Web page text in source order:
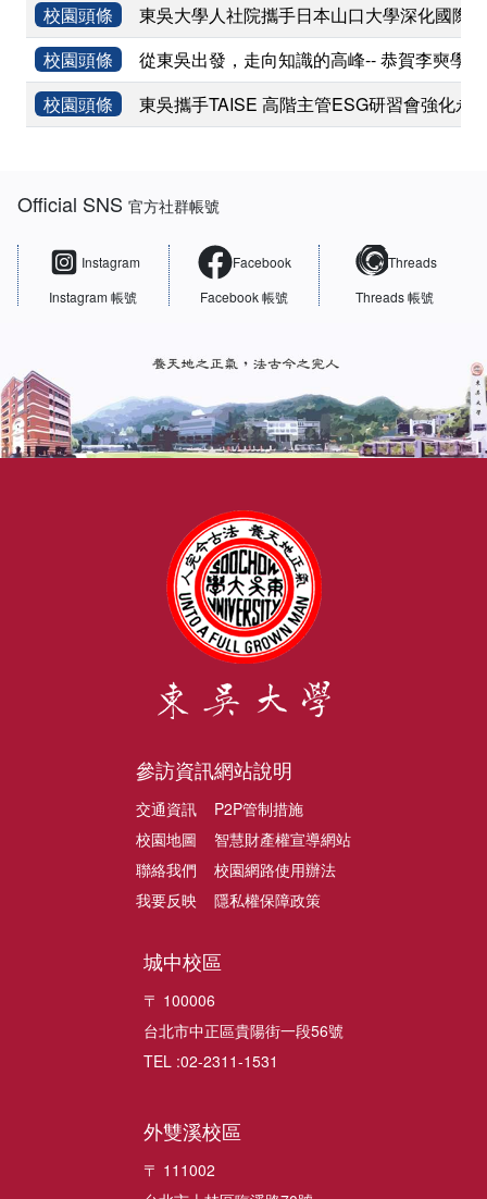
校園頭條
東吳大學人社院攜手日本山口大學深化國際
校園頭條
從東吳出發，走向知識的高峰-- 恭賀李奭學
校園頭條
東吳攜手TAISE 高階主管ESG研習會強化永
Official SNS官方社群帳號
Instagram
Instagram 帳號
Facebook
Facebook 帳號
Threads
Threads 帳號
參訪資訊
交通資訊
校園地圖
聯絡我們
我要反映
網站說明
P2P管制措施
智慧財產權宣導網站
校園網路使用辦法
隱私權保障政策
城中校區
〒 100006
台北市中正區貴陽街一段56號
TEL :02-2311-1531
外雙溪校區
〒 111002